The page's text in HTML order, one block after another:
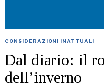
CONSIDERAZIONI INATTUALI
Dal diario: il
dell’inverno